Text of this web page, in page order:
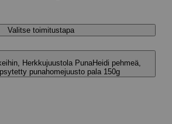
Valitse toimitustapa
Herkkujuustola PunaHeidi pehmeä,
punahomejuusto pala 150g